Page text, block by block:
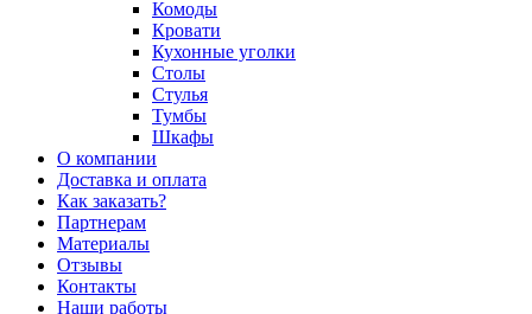
Комоды
Кровати
Кухонные уголки
Столы
Стулья
Тумбы
Шкафы
О компании
Доставка и оплата
Как заказать?
Партнерам
Материалы
Отзывы
Контакты
Наши работы